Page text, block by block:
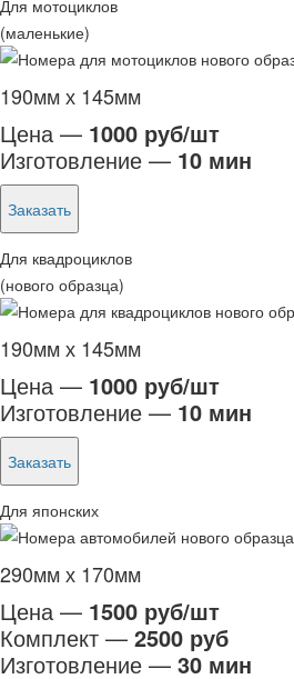
Для мотоциклов
(маленькие)
190мм х 145мм
Цена — 1000 руб/шт
Изготовление — 10 мин
Заказать
Для квадроциклов
(нового образца)
190мм х 145мм
Цена — 1000 руб/шт
Изготовление — 10 мин
Заказать
Для японских
290мм х 170мм
Цена — 1500 руб/шт
Комплект — 2500 руб
Изготовление — 30 мин